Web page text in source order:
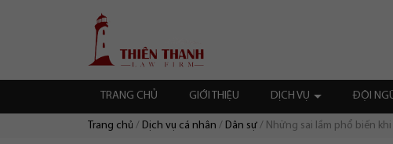
Trang
chủ
TRANG CHỦ GIỚI THIỆU DỊCH VỤ ĐỘI
Duyệt:
Trang chủ Dịch vụ cá nhân Dân sự Những sai lầm phổ biến